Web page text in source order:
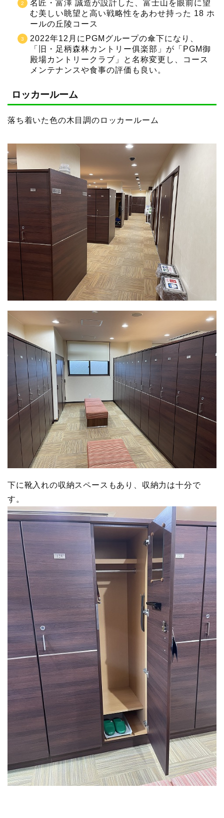
名匠・富澤 誠造が設計した、富士山を眼前に望
む美しい眺望と高い戦略性をあわせ持った 18 ホ
ールの丘陵コース
2022年12月にPGMグループの傘下になり、
「旧・足柄森林カントリー俱楽部」が「PGM御
殿場カントリークラブ」と名称変更し、コース
メンテナンスや食事の評価も良い。
ロッカールーム
落ち着いた色の木目調のロッカールーム
下に靴入れの収納スペースもあり、収納力は十分で
す。